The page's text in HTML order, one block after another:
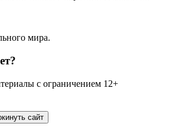
мира.
с ограничением 12+
сайт